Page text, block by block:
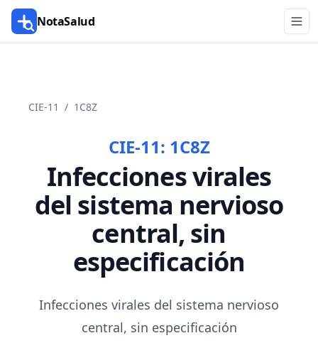
NotaSalud
CIE-11 / 1C8Z
CIE-11: 1C8Z
Infecciones virales
del sistema nervioso
central, sin
especificación
Infecciones virales del sistema nervioso
central, sin especificación